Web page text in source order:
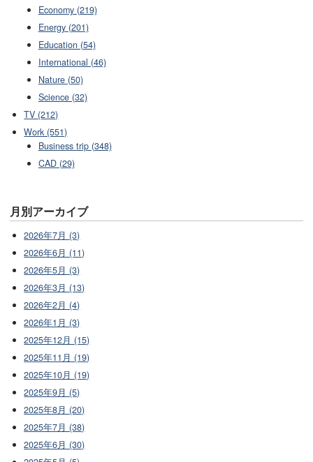
Economy (219)
Energy (201)
Education (54)
International (46)
Nature (50)
Science (32)
TV (212)
Work (551)
Business trip (348)
CAD (29)
月別アーカイブ
2026年7月 (3)
2026年6月 (11)
2026年5月 (3)
2026年3月 (13)
2026年2月 (4)
2026年1月 (3)
2025年12月 (15)
2025年11月 (19)
2025年10月 (19)
2025年9月 (5)
2025年8月 (20)
2025年7月 (38)
2025年6月 (30)